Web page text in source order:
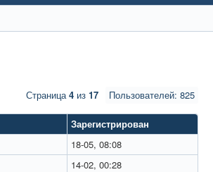
Пользователей: 825
Страница4 из 17
Зарегистрирован
18-05, 08:08
14-02, 00:28